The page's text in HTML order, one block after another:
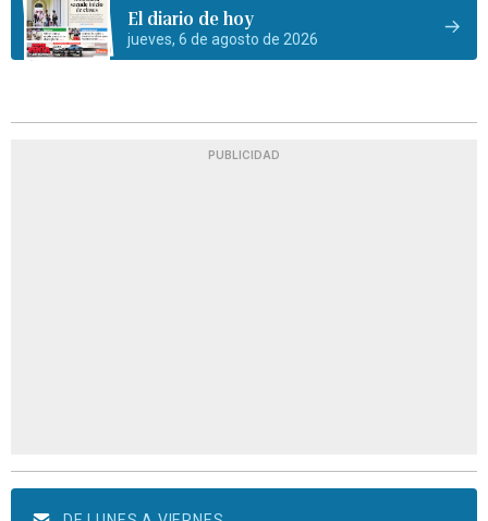
El diario de hoy
jueves, 6 de agosto de 2026
PUBLICIDAD